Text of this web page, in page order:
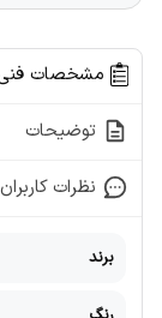
مشخصات
توضیحات
نظرات کاربران
برند